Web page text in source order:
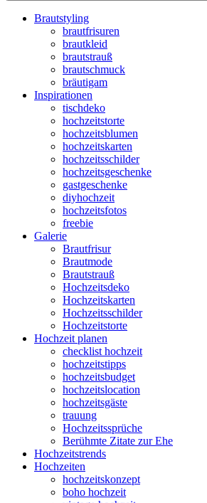
Brautstyling
brautfrisuren
brautkleid
brautstrauß
brautschmuck
bräutigam
Inspirationen
tischdeko
hochzeitstorte
hochzeitsblumen
hochzeitskarten
hochzeitsschilder
hochzeitsgeschenke
gastgeschenke
diyhochzeit
hochzeitsfotos
freebie
Galerie
Brautfrisur
Brautmode
Brautstrauß
Hochzeitsdeko
Hochzeitskarten
Hochzeitsschilder
Hochzeitstorte
Hochzeit planen
checklist hochzeit
hochzeitstipps
hochzeitsbudget
hochzeitslocation
hochzeitsgäste
trauung
Hochzeitssprüche
Berühmte Zitate zur Ehe
Hochzeitstrends
Hochzeiten
hochzeitskonzept
boho hochzeit